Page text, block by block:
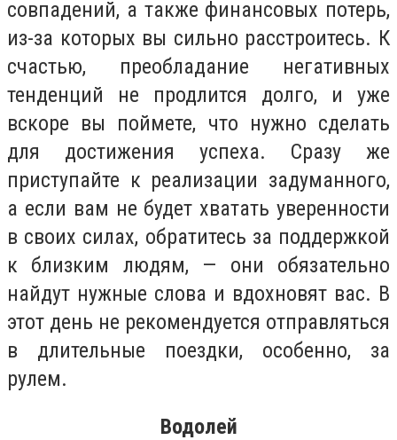
совпадений, а также финансовых потерь,
из-за которых вы сильно расстроитесь. К
счастью, преобладание негативных
тенденций не продлится долго, и уже
вскоре вы поймете, что нужно сделать
для достижения успеха. Сразу же
приступайте к реализации задуманного,
а если вам не будет хватать уверенности
в своих силах, обратитесь за поддержкой
к близким людям, — они обязательно
найдут нужные слова и вдохновят вас. В
этот день не рекомендуется отправляться
в длительные поездки, особенно, за
рулем.
Водолей